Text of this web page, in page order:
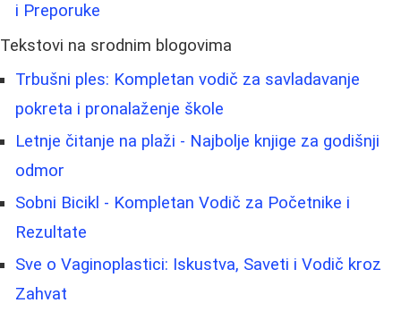
i Preporuke
Tekstovi na srodnim blogovima
Trbušni ples: Kompletan vodič za savladavanje
pokreta i pronalaženje škole
Letnje čitanje na plaži - Najbolje knjige za godišnji
odmor
Sobni Bicikl - Kompletan Vodič za Početnike i
Rezultate
Sve o Vaginoplastici: Iskustva, Saveti i Vodič kroz
Zahvat